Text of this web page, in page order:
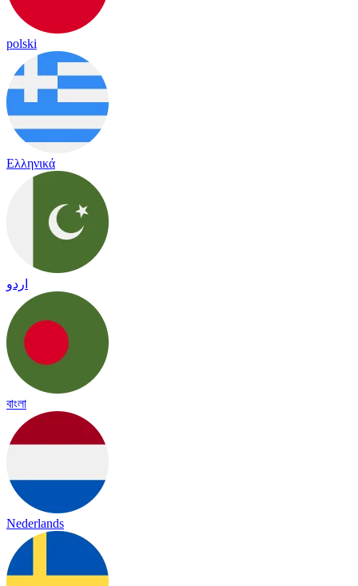
polski
Ελληνικά
اردو
বাংলা
Nederlands